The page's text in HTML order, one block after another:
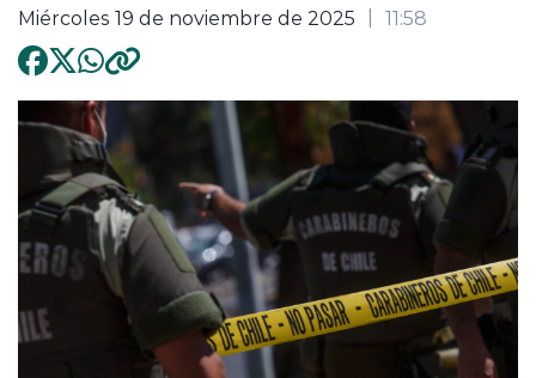
Miércoles 19 de noviembre de 2025 11:58